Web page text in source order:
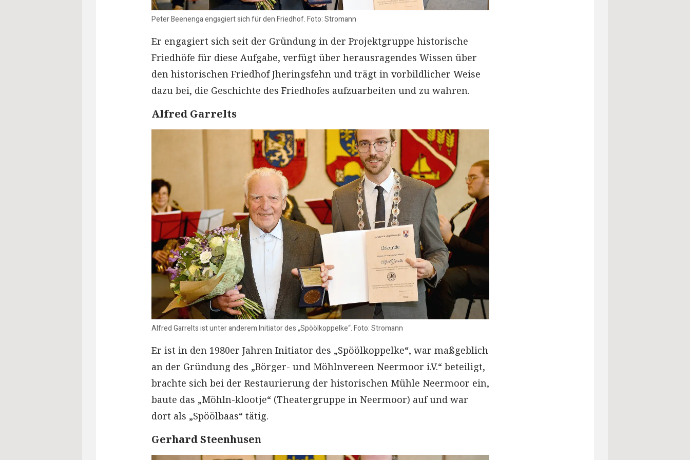
Peter Beenenga engagiert sich für den Friedhof. Foto: Stromann
Er engagiert sich seit der Gründung in der Projektgruppe historische
Friedhöfe für diese Aufgabe, verfügt über herausragendes Wissen über
den historischen Friedhof Jheringsfehn und trägt in vorbildlicher Weise
dazu bei, die Geschichte des Friedhofes aufzuarbeiten und zu wahren.
Alfred Garrelts
Alfred Garrelts ist unter anderem Initiator des „Spöölkoppelke“. Foto: Stromann
Er ist in den 1980er Jahren Initiator des „Spöölkoppelke“, war maßgeblich
an der Gründung des „Börger- und Möhlnvereen Neermoor i.V.“ beteiligt,
brachte sich bei der Restaurierung der historischen Mühle Neermoor ein,
baute das „Möhln-klootje“ (Theatergruppe in Neermoor) auf und war
dort als „Spöölbaas“ tätig.
Gerhard Steenhusen